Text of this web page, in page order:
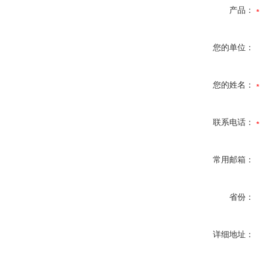
产品：
您的单位：
您的姓名：
联系电话：
常用邮箱：
省份：
详细地址：